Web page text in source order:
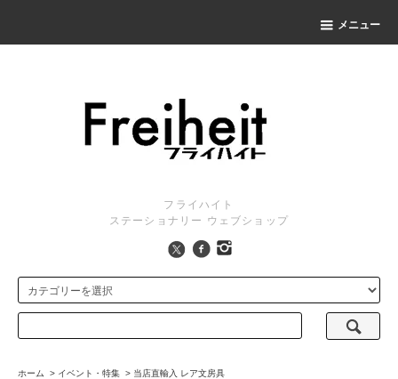
メニュー
フライハイト
ステーショナリー ウェブショップ
ホーム > イベント・特集 > 当店直輸入 レア文房具